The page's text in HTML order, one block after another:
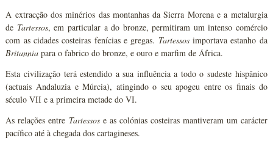
A extracção dos minérios das montanhas da Sierra Morena e a metalurgia
de Tartessos, em particular a do bronze, permitiram um intenso comércio
com as cidades costeiras fenícias e gregas. Tartessosimportava estanho da
Britannia para o fabrico do bronze, e ouro e marfim de África.
Esta civilização terá estendido a sua influência a todo o sudeste hispânico
(actuais Andaluzia e Múrcia), atingindo o seu apogeu entre os finais do
século VII e a primeira metade do VI.
As relações entre Tartessose as colónias costeiras mantiveram um carácter
pacífico até à chegada dos cartagineses.